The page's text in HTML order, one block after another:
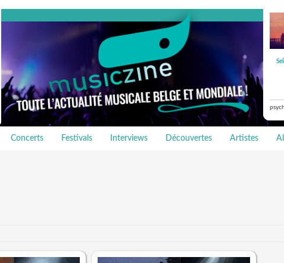
Concerts Festivals Interviews Découvertes Artistes